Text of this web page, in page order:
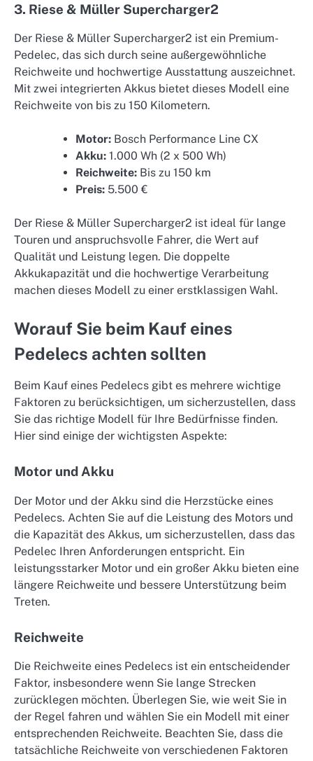
3. Riese & Müller Supercharger2
Der Riese & Müller Supercharger2 ist ein Premium-
Pedelec, das sich durch seine außergewöhnliche
Reichweite und hochwertige Ausstattung auszeichnet.
Mit zwei integrierten Akkus bietet dieses Modell eine
Reichweite von bis zu 150 Kilometern.
Motor: Bosch Performance Line CX
Akku: 1.000 Wh (2 x 500 Wh)
Reichweite: Bis zu 150 km
Preis: 5.500 €
Der Riese & Müller Supercharger2 ist ideal für lange
Touren und anspruchsvolle Fahrer, die Wert auf
Qualität und Leistung legen. Die doppelte
Akkukapazität und die hochwertige Verarbeitung
machen dieses Modell zu einer erstklassigen Wahl.
Worauf Sie beim Kauf eines
Pedelecs achten sollten
Beim Kauf eines Pedelecs gibt es mehrere wichtige
Faktoren zu berücksichtigen, um sicherzustellen, dass
Sie das richtige Modell für Ihre Bedürfnisse finden.
Hier sind einige der wichtigsten Aspekte:
Motor und Akku
Der Motor und der Akku sind die Herzstücke eines
Pedelecs. Achten Sie auf die Leistung des Motors und
die Kapazität des Akkus, um sicherzustellen, dass das
Pedelec Ihren Anforderungen entspricht. Ein
leistungsstarker Motor und ein großer Akku bieten eine
längere Reichweite und bessere Unterstützung beim
Treten.
Reichweite
Die Reichweite eines Pedelecs ist ein entscheidender
Faktor, insbesondere wenn Sie lange Strecken
zurücklegen möchten. Überlegen Sie, wie weit Sie in
der Regel fahren und wählen Sie ein Modell mit einer
entsprechenden Reichweite. Beachten Sie, dass die
tatsächliche Reichweite von verschiedenen Faktoren